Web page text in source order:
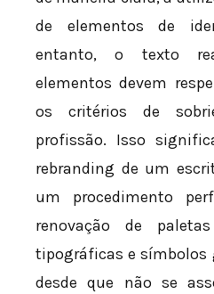
de elementos de
entanto, o texto
elementos devem
os critérios de
profissão. Isso
rebranding de um
um procedimento
renovação de
tipográficas e símbolos
desde que não se